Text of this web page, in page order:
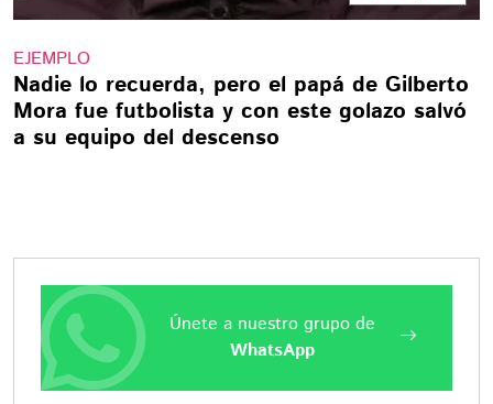
EJEMPLO
Nadie lo recuerda, pero el papá de Gilberto
Mora fue futbolista y con este golazo salvó
a su equipo del descenso
Únete a nuestro grupo de
WhatsApp